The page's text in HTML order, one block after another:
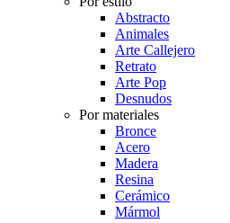
Abstracto
Animales
Arte Callejero
Retrato
Arte Pop
Desnudos
Por materiales
Bronce
Acero
Madera
Resina
Cerámico
Mármol